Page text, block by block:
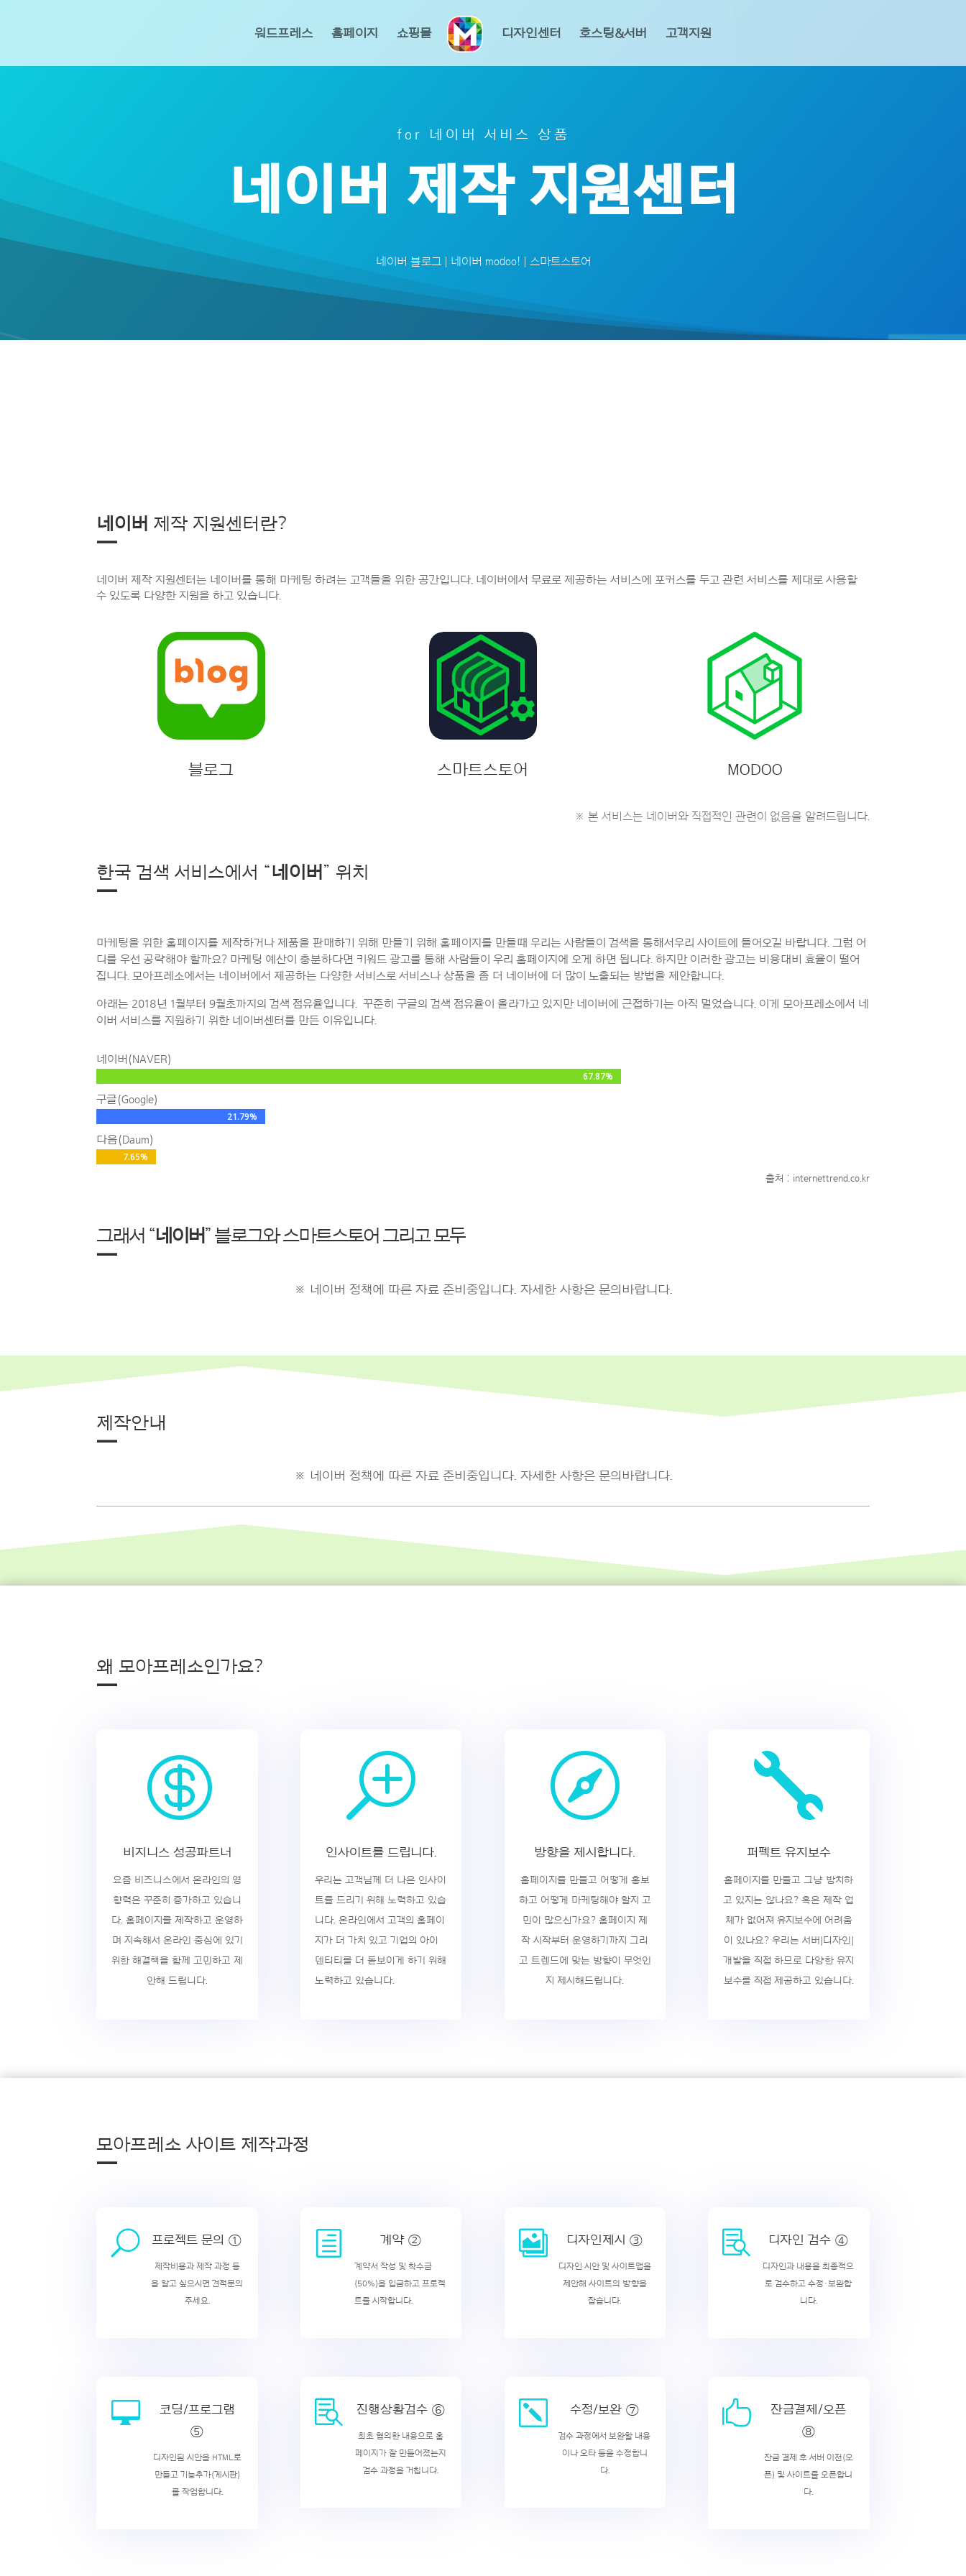
워드프레스 홈페이지 쇼핑몰 디자인센터 호스팅&서버 고객지원
for 네이버 서비스 상품
네이버 제작 지원센터
네이버 블로그 | 네이버 modoo! | 스마트스토어
네이버 제작 지원센터란?
—
네이버 제작 지원센터는 네이버를 통해 마케팅 하려는 고객들을 위한 공간입니다. 네이버에서 무료로 제공하는 서비스에 포커스를 두고 관련 서비스를 제대로 사용할
수 있도록 다양한 지원을 하고 있습니다.
블로그 스마트스토어 MODOO
※ 본 서비스는 네이버와 직접적인 관련이 없음을 알려드립니다.
한국 검색 서비스에서 “네이버 ” 위치
—
마케팅을 위한 홈페이지를 제작하거나 제품을 판매하기 위해 만들기 위해 홈페이지를 만들때 우리는 사람들이 검색을 통해서우리 사이트에 들어오길 바랍니다. 그럼 어
디를 우선 공략해야 할까요? 마케팅 예산이 충분하다면 키워드 광고를 통해 사람들이 우리 홈페이지에 오게 하면 됩니다. 하지만 이러한 광고는 비용대비 효율이 떨어
집니다. 모아프레소에서는 네이버에서 제공하는 다양한 서비스로 서비스나 상품을 좀 더 네이버에 더 많이 노출되는 방법을 제안합니다.
아래는 2018년 1월부터 9월초까지의 검색 점유율입니다. 꾸준히 구글의 검색 점유율이 올라가고 있지만 네이버에 근접하기는 아직 멀었습니다. 이게 모아프레소에서 네
이버 서비스를 지원하기 위한 네이버센터를 만든 이유입니다.
네이버(NAVER)
67.87%
67.87%
구글(Google)
21.79%
21.79%
다음(Daum)
7.65%
7.65%
출처 : internettrend.co.kr
그래서 “네이버” 블로그와 스마트스토어 그리고 모두
—
※ 네이버 정책에 따른 자료 준비중입니다. 자세한 사항은 문의바랍니다.
제작안내
—
※ 네이버 정책에 따른 자료 준비중입니다. 자세한 사항은 문의바랍니다.
왜 모아프레소인가요?
—

비지니스 성공파트너
요즘 비즈니스에서 온라인의 영
향력은 꾸준히 증가하고 있습니
다. 홈페이지를 제작하고 운영하
며 지속해서 온라인 중심에 있기
위한 해결책을 함께 고민하고 제
안해 드립니다.
T
인사이트를 드립니다.
우리는 고객님께 더 나은 인사이
트를 드리기 위해 노력하고 있습
니다. 온라인에서 고객의 홈페이
지가 더 가치 있고 기업의 아이
덴티티를 더 돋보이게 하기 위해
노력하고 있습니다.

방향을 제시합니다.
홈페이지를 만들고 어떻게 홍보
하고 어떻게 마케팅해야 할지 고
민이 많으신가요? 홈페이지 제
작 시작부터 운영하기까지 그리
고 트렌드에 맞는 방향이 무엇인
지 제시해드립니다.

퍼펙트 유지보수
홈페이지를 만들고 그냥 방치하
고 있지는 않나요? 혹은 제작 업
체가 없어져 유지보수에 어려움
이 있나요? 우리는 서버|디자인|
개발을 직접 하므로 다양한 유지
보수를 직접 제공하고 있습니다.
모아프레소 사이트 제작과정
—
U 프로젝트 문의 ①
제작비용과 제작 과정 등
을 알고 싶으시면 견적문의
주세요.
h 계약 ②
계약서 작성 및 착수금
(50%)을 입금하고 프로젝
트를 시작합니다.
 디자인제시 ③
디자인 시안 및 사이트맵을
제안해 사이트의 방향을
잡습니다.
 디자인 검수 ④
디자인과 내용을 최종적으
로 검수하고 수정ㆍ보완합
니다.

코딩/프로그램
⑤
디자인된 시안을 HTML로
만들고 기능추가(게시판)
를 작업합니다.
 진행상황검수 ⑥
최초 협의한 내용으로 홈
페이지가 잘 만들어졌는지
검수 과정을 거칩니다.
k 수정/보완 ⑦
검수 과정에서 보완할 내용
이나 오타 등을 수정합니
다.

잔금결제/오픈
⑧
잔금 결제 후 서버 이전(오
픈) 및 사이트를 오픈합니
다.